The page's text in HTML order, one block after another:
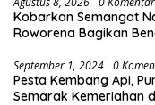
Kobarkan Semangat
Roworena Bagikan
September 1, 2024 0
Pesta Kembang Api,
Semarak Kemeriahan